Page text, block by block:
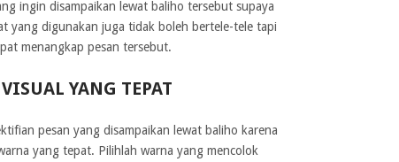
ingin disampaikan lewat baliho tersebut supaya
yang digunakan juga tidak boleh bertele-tele tapi
menangkap pesan tersebut.
YANG TEPAT
pesan yang disampaikan lewat baliho karena
yang tepat. Pilihlah warna yang mencolok